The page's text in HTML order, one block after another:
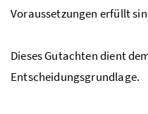
Voraussetzungen erfüllt
Dieses Gutachten dient
Entscheidungsgrundlage.